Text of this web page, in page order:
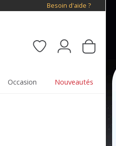
Besoin d'aide ?
Occasion Nouveautés